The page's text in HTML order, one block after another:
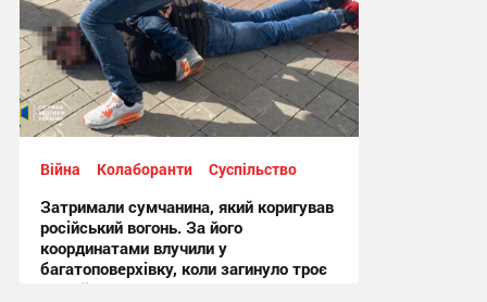
16:26, 20.12.2024
Війна Колаборанти Суспільство
Затримали сумчанина, який коригував
російський вогонь. За його
координатами влучили у
багатоповерхівку, коли загинуло троє
людей